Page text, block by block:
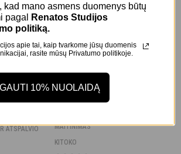
Susiję Produktai
ATSPALVIO
MAITINIMAS
KITOKO
kad mano asmens duomenys būtų
pagal
Renatos Studijos
politiką.
apie tai, kaip tvarkome jūsų duomenis
rasite mūsų Privatumo politikoje.
GAUTI 10% NUOLAIDĄ